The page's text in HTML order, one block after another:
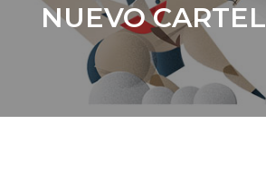
NUEVO CARTEL